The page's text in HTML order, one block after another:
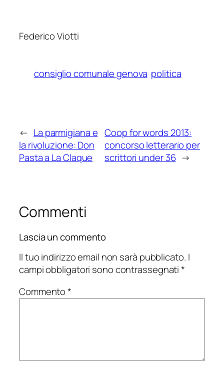
Federico Viotti
consiglio comunale genova politica
← La parmigiana e
la rivoluzione: Don
Pasta a La Claque
Coop for words 2013:
concorso letterario per
scrittori under 36 →
Commenti
Lascia un commento
Il tuo indirizzo email non sarà pubblicato. I
campi obbligatori sono contrassegnati*
Commento*